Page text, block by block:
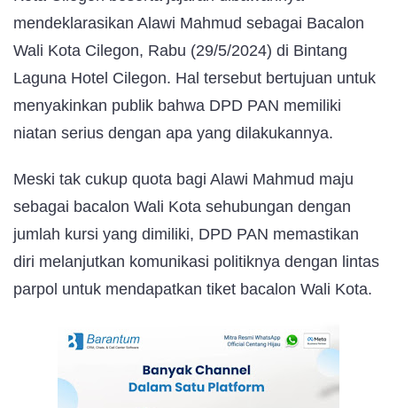
mendeklarasikan Alawi Mahmud sebagai Bacalon
Wali Kota Cilegon, Rabu (29/5/2024) di Bintang
Laguna Hotel Cilegon. Hal tersebut bertujuan untuk
menyakinkan publik bahwa DPD PAN memiliki
niatan serius dengan apa yang dilakukannya.
Meski tak cukup quota bagi Alawi Mahmud maju
sebagai bacalon Wali Kota sehubungan dengan
jumlah kursi yang dimiliki, DPD PAN memastikan
diri melanjutkan komunikasi politiknya dengan lintas
parpol untuk mendapatkan tiket bacalon Wali Kota.